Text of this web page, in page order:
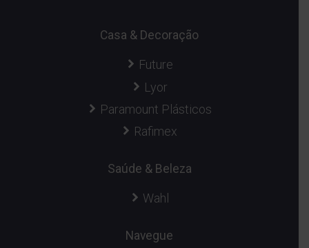
Casa & Decoração
Future
Lyor
Paramount Plásticos
Rafimex
Saúde & Beleza
Wahl
Navegue